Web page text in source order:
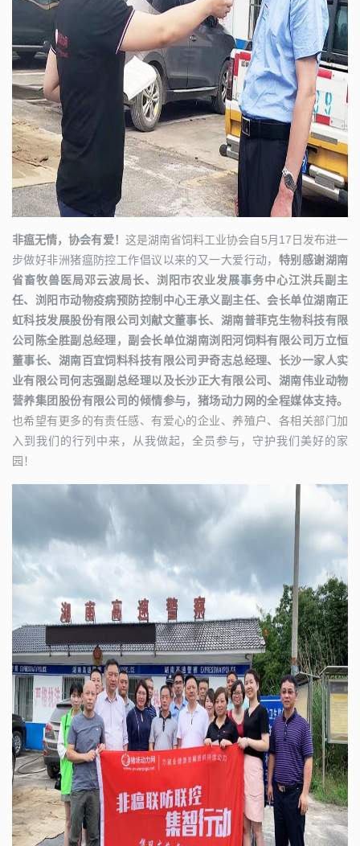
非瘟无情，协会有爱！ 这是湖南省饲料工业协会自5月17日发布进一
步做好非洲猪瘟防控工作倡议以来的又一大爱行动， 特别感谢湖南
省畜牧兽医局邓云波局长、浏阳市农业发展事务中心江洪兵副主
任、浏阳市动物疫病预防控制中心王承义副主任、会长单位湖南正
虹科技发展股份有限公司刘献文董事长、湖南普菲克生物科技有限
公司陈全胜副总经理，副会长单位湖南浏阳河饲料有限公司万立恒
董事长、湖南百宜饲料科技有限公司尹奇志总经理、长沙一家人实
业有限公司何志强副总经理以及长沙正大有限公司、湖南伟业动物
营养集团股份有限公司的倾情参与，猪场动力网的全程媒体支持。
也希望有更多的有责任感、有爱心的企业、养殖户、各相关部门加
入到我们的行列中来，从我做起，全员参与，守护我们美好的家
园！